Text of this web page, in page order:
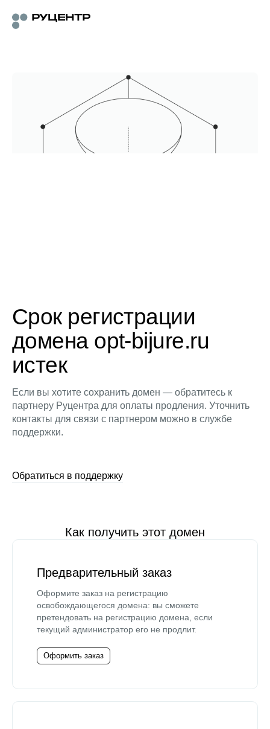
Срок регистрации
домена opt-bijure.ru
истек
Если вы хотите сохранить домен — обратитесь к
партнеру Руцентра для оплаты продления. Уточнить
контакты для связи с партнером можно в службе
поддержки.
Обратиться в поддержку
Как получить этот домен
Предварительный заказ
Оформите заказ на регистрацию
освобождающегося домена: вы сможете
претендовать на регистрацию домена, если
текущий администратор его не продлит.
Оформить заказ